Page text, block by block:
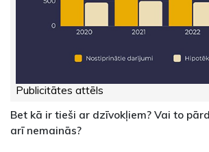
Publicitātes attēls
Bet kā ir tieši ar dzīvokļiem? Vai to
arī nemainās?